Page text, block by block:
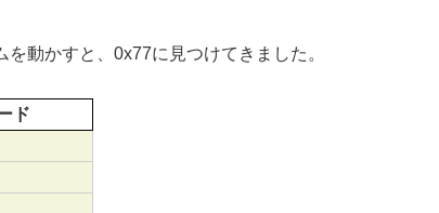
動かすと、0x77に見つけてきました。
ド